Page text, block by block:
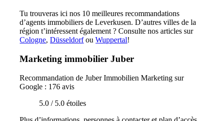
Tu trouveras ici nos 10 meilleures recommandations
d’agents immobiliers de Leverkusen. D’autres villes de la
région t’intéressent également ? Consulte nos articles sur
Cologne,DüsseldorfouWuppertal!
Marketing immobilier Juber
Recommandation de Juber Immobilien Marketing sur
Google : 176 avis
5.0 / 5.0 étoiles